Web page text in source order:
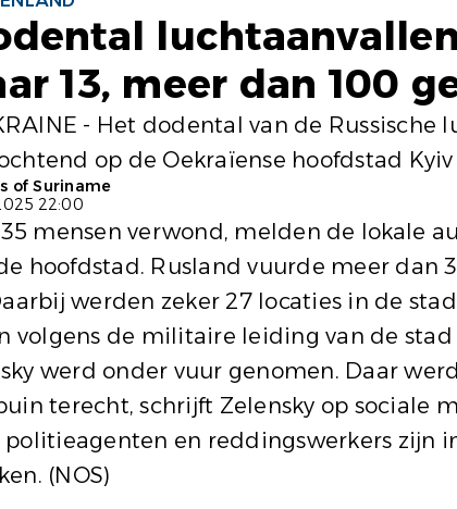
13, meer dan 100
- Het dodental van de Russische
op de Oekraïense hoofdstad
of Suriname
22:00
mensen verwond, melden de lokale
hoofdstad. Rusland vuurde meer dan
werden zeker 27 locaties in de
volgens de militaire leiding van de
werd onder vuur genomen. Daar
terecht, schrijft Zelensky op sociale
politieagenten en reddingswerkers
(NOS)